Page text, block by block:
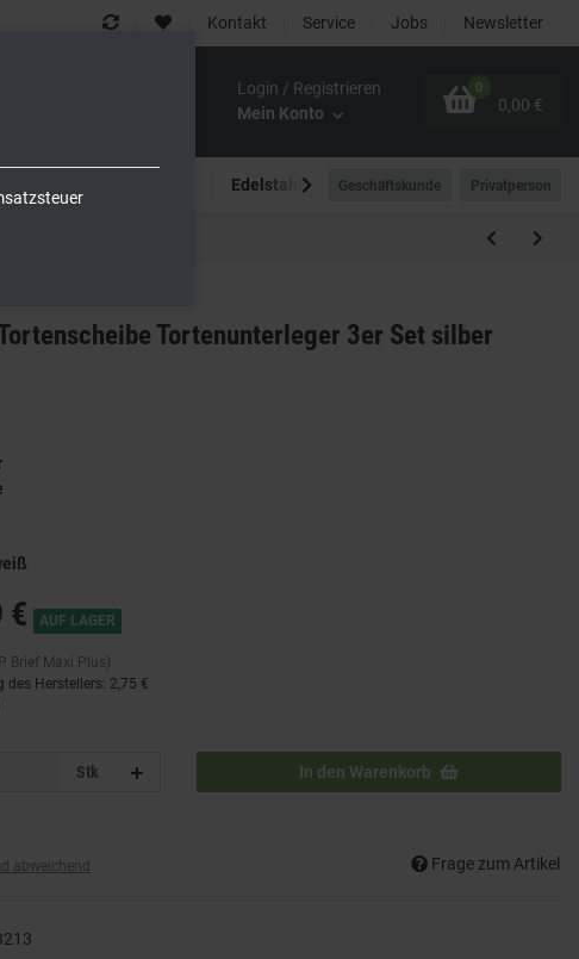
Kontakt Service Jobs Newsletter
Login / Registrieren
Mein Konto
0
0,00 €
Edelstahlmöbel Outdoor-Bereich
Geschäftskunde Privatperson
Tortenunterleger 3er Set silber
€ AUF LAGER
Brief Maxi Plus)
des Herstellers: 2,75 €
Stk In den Warenkorb
abweichend Frage zum Artikel